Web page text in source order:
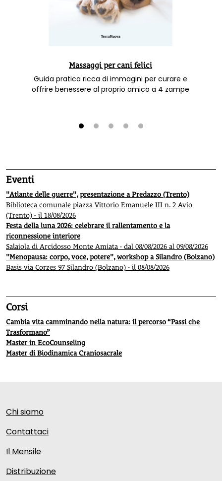
Massaggi per cani felici
Guida pratica ricca di immagini per curare e
offrire benessere al proprio amico a 4 zampe
Eventi
"Atlante delle guerre", presentazione a Predazzo (Trento)
Biblioteca comunale piazza Vittorio Emanuele III n. 2 Avio
(Trento) - il 18/08/2026
Festa della luna 2026: celebrare il rallentamento e la
riconnessione interiore
Salaiola di Arcidosso Monte Amiata - dal 08/08/2026 al 09/08/2026
"Menopausa: corpo, voce, potere", workshop a Silandro (Bolzano)
Basis via Corzes 97 Silandro (Bolzano) - il 08/08/2026
Corsi
Cambia vita camminando nella natura: il percorso “Passi che
Trasformano”
Master in EcoCounseling
Master di Biodinamica Craniosacrale
Chi siamo
Contattaci
Il Mensile
Distribuzione